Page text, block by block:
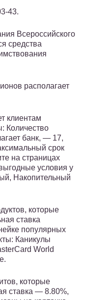
43.
Всероссийского
средства
располагает
клиентам
Количество
банк, — 17,
срок
на страницах
условия у
Накопительный
которые
ставка
популярных
Каникулы
World
которые
ставка — 8.80%,